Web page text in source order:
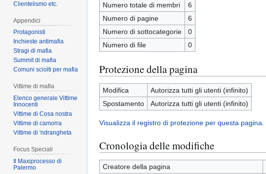
Numero totale di membri
6
Numero di pagine
6
Numero di sottocategorie
0
Numero di file
0
Protezione della pagina
Modifica
Autorizza tutti gli utenti (infinito)
Spostamento
Autorizza tutti gli utenti (infinito)
Visualizza il registro di protezione per questa pagina.
Cronologia delle modifiche
Creatore della pagina
Clientelismo etc.
Appendici
Protagonisti
Inchieste antimafia
Stragi di mafia
Summit di mafia
Comuni sciolti per mafia
Vittime di mafia
Elenco generale Vittime
Innocenti
Vittime di Cosa nostra
Vittime di camorra
Vittime di 'ndrangheta
Focus Speciali
Il Maxiprocesso di
Palermo